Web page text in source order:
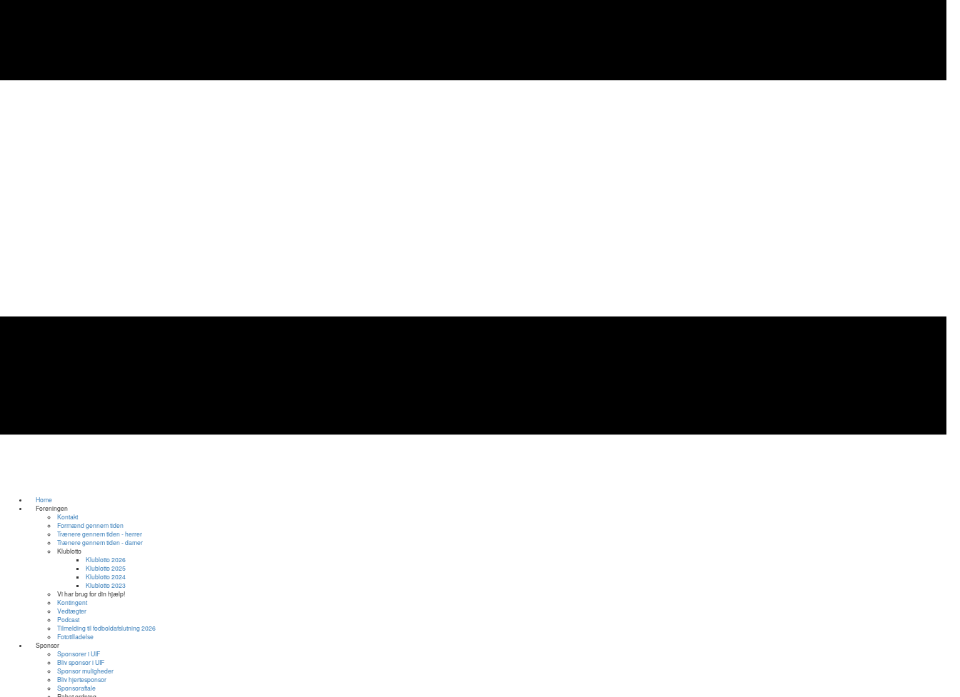
Home
Foreningen
Kontakt
Formænd gennem tiden
Trænere gennem tiden - herrer
Trænere gennem tiden - damer
Klublotto
Klublotto 2026
Klublotto 2025
Klublotto 2024
Klublotto 2023
Vi har brug for din hjælp!
Kontingent
Vedtægter
Podcast
Tilmelding til fodboldafslutning 2026
Fototilladelse
Sponsor
Sponsorer i UIF
Bliv sponsor i UIF
Sponsor muligheder
Bliv hjertesponsor
Sponsoraftale